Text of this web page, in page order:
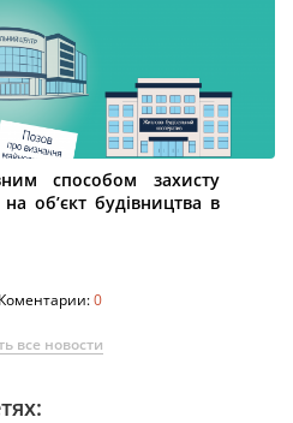
способом захисту
об’єкт будівництва в
Коментарии:0
все новости